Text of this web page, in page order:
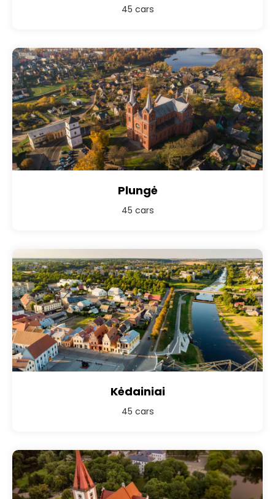
45 cars
Plungė
45 cars
Kėdainiai
45 cars